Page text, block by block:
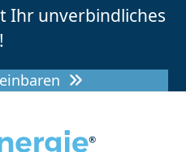
Ihr unverbindliches